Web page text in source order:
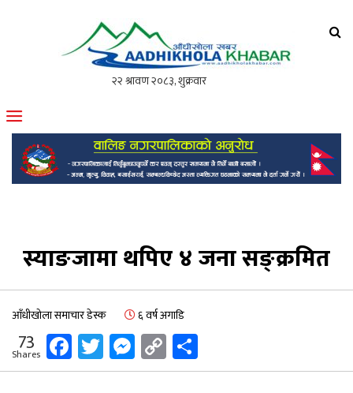
मोफसलकै लोकप्रिय अनलाइन पत्रिका
स्याङजामा थपिए ४ जना सङ्क्रमित
आँधीखोला समाचार डेस्क ६ वर्ष अगाडि
73
Shares Facebook
Twitter
Messenger
Copy
Link